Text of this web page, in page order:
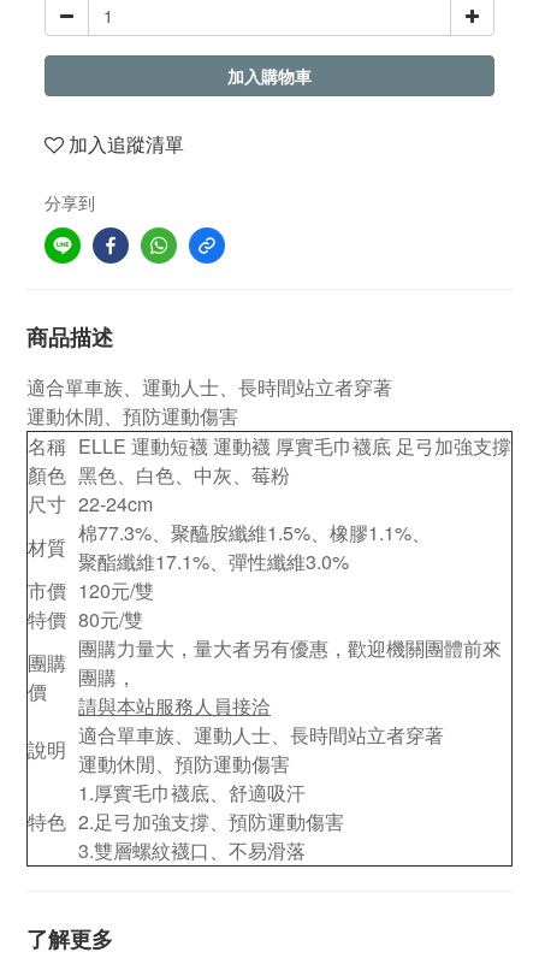
加入購物車
加入追蹤清單
分享到
商品描述
適合單車族、運動人士、長時間站立者穿著
運動休閒、預防運動傷害
名稱 ELLE 運動短襪 運動襪 厚實毛巾襪底 足弓加強支撐
顏色 黑色、白色、中灰、莓粉
尺寸 22-24cm
材質
棉77.3%、聚醯胺纖維1.5%、橡膠1.1%、
聚酯纖維17.1%、彈性纖維3.0%
市價 120元/雙
特價 80元/雙
團購
價
團購力量大，量大者另有優惠，歡迎機關團體前來
團購，
請與本站服務人員接洽
說明
適合單車族、運動人士、長時間站立者穿著
運動休閒、預防運動傷害
特色
1.厚實毛巾襪底、舒適吸汗
2.足弓加強支撐、預防運動傷害
3.雙層螺紋襪口、不易滑落
了解更多